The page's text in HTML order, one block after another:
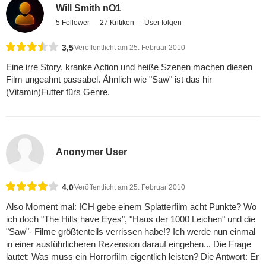
Will Smith nO1
5 Follower 27 Kritiken User folgen
3,5Veröffentlicht am 25. Februar 2010
Eine irre Story, kranke Action und heiße Szenen machen diesen
Film ungeahnt passabel. Ähnlich wie "Saw" ist das hir
(Vitamin)Futter fürs Genre.
Anonymer User
4,0Veröffentlicht am 25. Februar 2010
Also Moment mal: ICH gebe einem Splatterfilm acht Punkte? Wo
ich doch "The Hills have Eyes", "Haus der 1000 Leichen" und die
"Saw"- Filme größtenteils verrissen habe!? Ich werde nun einmal
in einer ausführlicheren Rezension darauf eingehen... Die Frage
lautet: Was muss ein Horrorfilm eigentlich leisten? Die Antwort: Er